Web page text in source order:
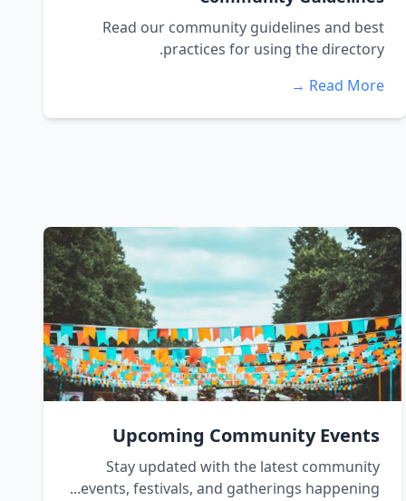
Read our community guidelines and best
practices for using the directory.
Read More →
Upcoming Community Events
Stay updated with the latest community
events, festivals, and gatherings happening...